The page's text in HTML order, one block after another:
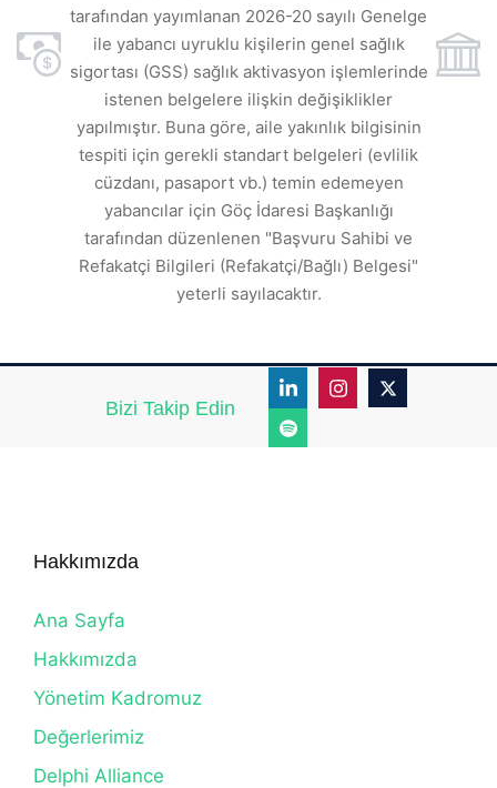
tarafından yayımlanan 2026-20 sayılı Genelge
ile yabancı uyruklu kişilerin genel sağlık
sigortası (GSS) sağlık aktivasyon işlemlerinde
istenen belgelere ilişkin değişiklikler
yapılmıştır. Buna göre, aile yakınlık bilgisinin
tespiti için gerekli standart belgeleri (evlilik
cüzdanı, pasaport vb.) temin edemeyen
yabancılar için Göç İdaresi Başkanlığı
tarafından düzenlenen "Başvuru Sahibi ve
Refakatçi Bilgileri (Refakatçi/Bağlı) Belgesi"
yeterli sayılacaktır.
Bizi Takip Edin
Hakkımızda
Ana Sayfa
Hakkımızda
Yönetim Kadromuz
Değerlerimiz
Delphi Alliance